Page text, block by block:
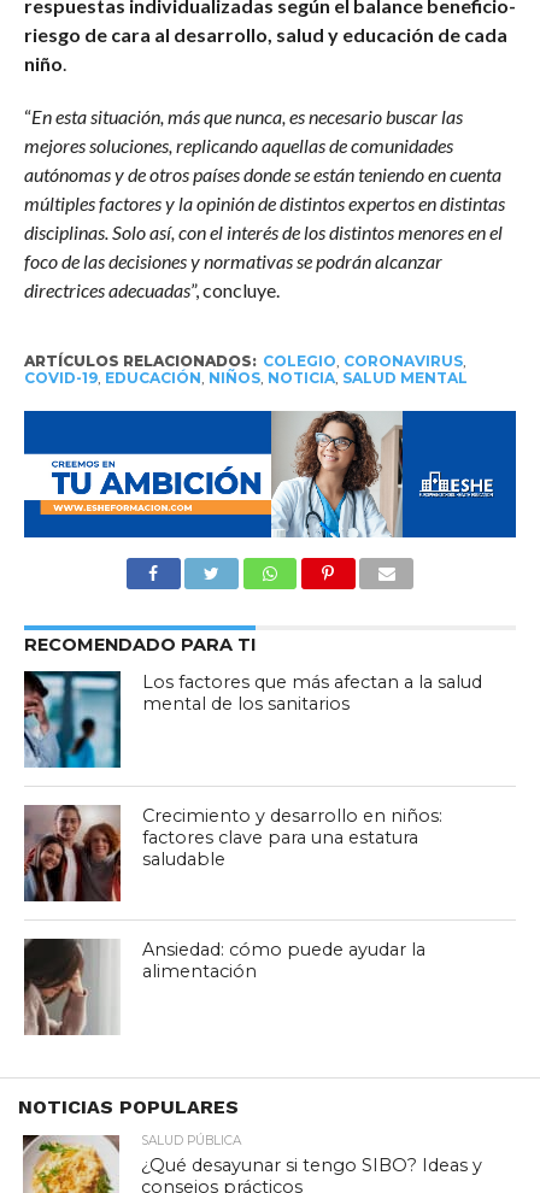
respuestas individualizadas según el balance beneficio-
riesgo de cara al desarrollo, salud y educación de cada
niño
“En esta situación, más que nunca, es necesario buscar las
mejores soluciones, replicando aquellas de comunidades
autónomas y de otros países donde se están teniendo en cuenta
múltiples factores y la opinión de distintos expertos en distintas
disciplinas. Solo así, con el interés de los distintos menores en el
foco de las decisiones y normativas se podrán alcanzar
directrices adecuadas”, concluye.
ARTÍCULOS RELACIONADOS: COLEGIO CORONAVIRUS,
COVID-19, EDUCACIÓN NIÑOS, NOTICIA, SALUD MENTAL
RECOMENDADO PARA TI
Los factores que más afectan a la salud
mental de los sanitarios
Crecimiento y desarrollo en niños:
factores clave para una estatura
saludable
Ansiedad: cómo puede ayudar la
alimentación
NOTICIAS POPULARES
SALUD PÚBLICA
¿Qué desayunar si tengo SIBO? Ideas y
consejos prácticos